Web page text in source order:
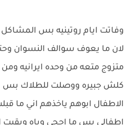
وفاتت ايام روتينيه بس
لان ما يعوف سوالف النسوان
متزوج متعه من وحده ايرانيه
كلش جبيره ووصلت للطلاك بس
الاطفال ابوهم ياخذهم اني ما
اطفالي بس ما احجي وياه وبقيت